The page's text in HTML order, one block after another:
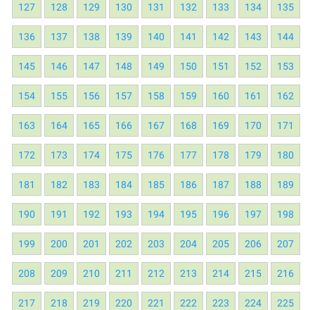
127 128 129 130 131 132 133 134 135
136 137 138 139 140 141 142 143 144
145 146 147 148 149 150 151 152 153
154 155 156 157 158 159 160 161 162
163 164 165 166 167 168 169 170 171
172 173 174 175 176 177 178 179 180
181 182 183 184 185 186 187 188 189
190 191 192 193 194 195 196 197 198
199 200 201 202 203 204 205 206 207
208 209 210 211 212 213 214 215 216
217 218 219 220 221 222 223 224 225